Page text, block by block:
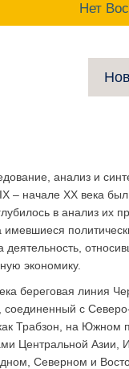
Нет
анализ и
– начале XX века
в анализ их
имевшиеся
деятельность,
экономику.
береговая линия
соединенный с
Трабзон, на
Центральной
Северном и